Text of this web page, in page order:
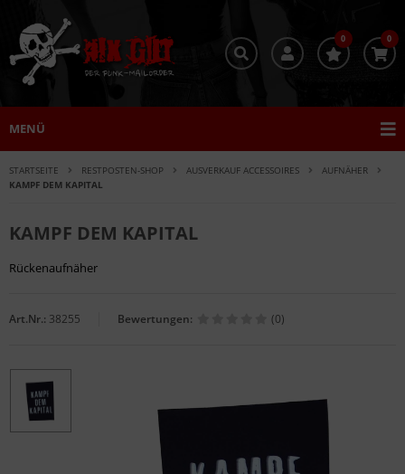
0 0
MENÜ
STARTSEITE RESTPOSTEN-SHOP AUSVERKAUF ACCESSOIRES
AUFNÄHER
KAMPF DEM KAPITAL
KAMPF DEM KAPITAL
Rückenaufnäher
Art.Nr.: 38255 Bewertungen: (0)